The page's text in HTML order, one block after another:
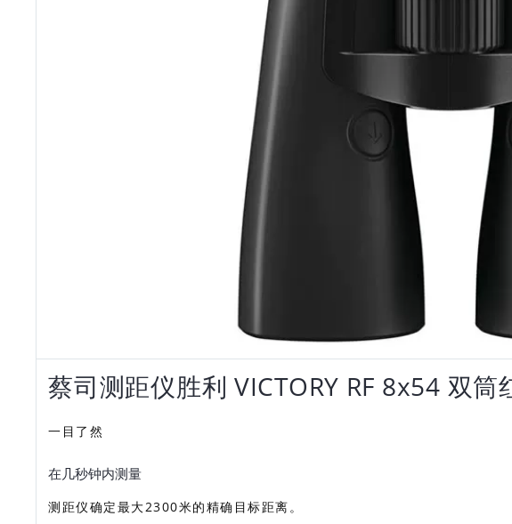
蔡司测距仪胜利 VICTORY RF 8x54 双
一目了然
在几秒钟内测量
测距仪确定最大2300米的精确目标距离。